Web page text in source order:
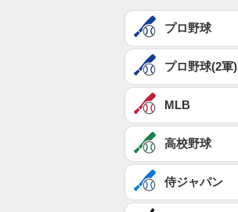
プロ野球
プロ野球(2軍)
MLB
高校野球
侍ジャパン